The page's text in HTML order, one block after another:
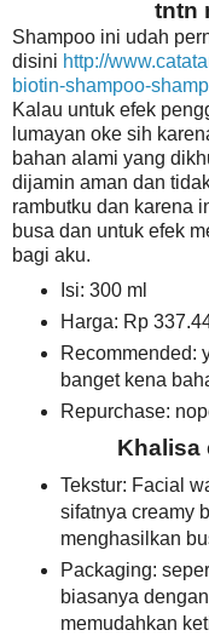
tntn
Shampoo ini udah
disini http://
biotin-shampoo-
Kalau untuk efek
lumayan oke sih
bahan alami yang
dijamin aman dan
rambutku dan karena
busa dan untuk efek
bagi aku.
Isi: 300 ml
Harga: Rp
Recommended:
banget kena
Repurchase:
Khalisa
Tekstur: Facial
sifatnya creamy
menghasilkan
Packaging:
biasanya
memudahkan